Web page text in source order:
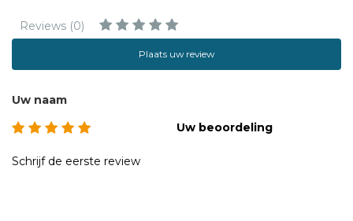
Reviews (0)
Plaats uw review
Uw naam
Uw beoordeling
Schrijf de eerste review